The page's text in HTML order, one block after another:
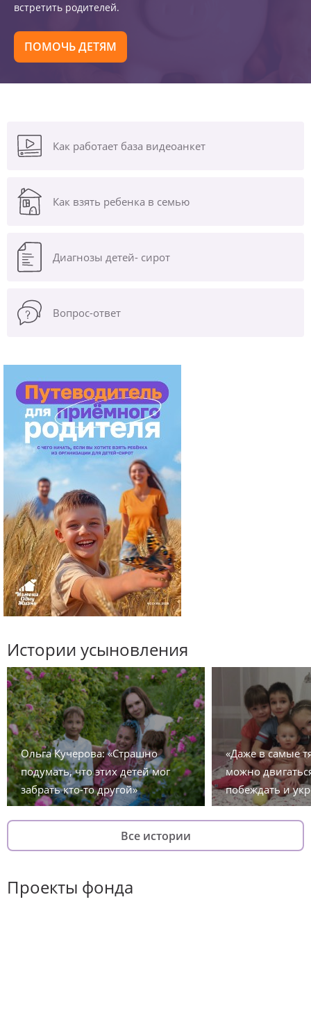
встретить родителей.
ПОМОЧЬ ДЕТЯМ
Как работает база видеоанкет
Как взять ребенка в семью
Диагнозы детей- сирот
Вопрос-ответ
Истории усыновления
Ольга Кучерова: «Страшно
подумать, что этих детей мог
забрать кто-то другой»
«Даже в самые
можно
побеждать и
Все истории
Проекты фонда